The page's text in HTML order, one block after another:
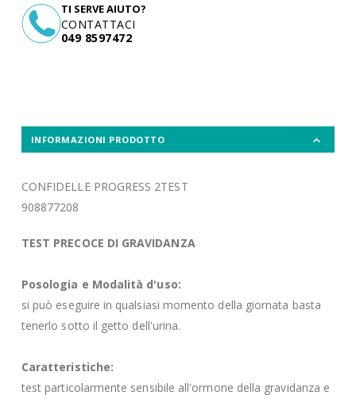
TI SERVE AIUTO?
CONTATTACI
049 8597472
INFORMAZIONI PRODOTTO
CONFIDELLE PROGRESS 2TEST
908877208
TEST PRECOCE DI GRAVIDANZA
Posologia e Modalità d'uso:
si può eseguire in qualsiasi momento della giornata basta
tenerlo sotto il getto dell'urina.
Caratteristiche:
test particolarmente sensibile all'ormone della gravidanza e